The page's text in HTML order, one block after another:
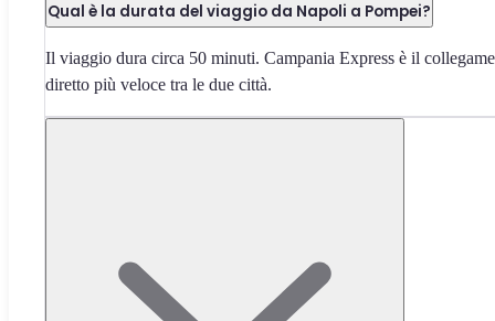
Qual è la durata del viaggio da Napoli a Pompei?
Il viaggio dura circa 50 minuti. Campania Express è il
diretto più veloce tra le due città.